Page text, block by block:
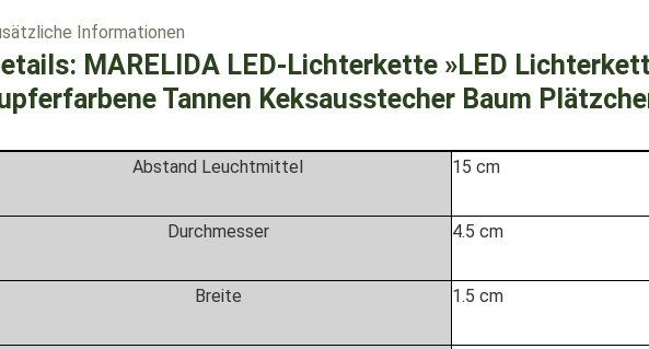
Informationen
MARELIDA LED-Lichterkette »LED
Tannen Keksausstecher Baum
Abstand Leuchtmittel 15 cm
Durchmesser 4.5 cm
Breite 1.5 cm